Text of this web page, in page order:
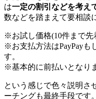
は一定の割引などを考え
数などを踏まえて要相談
※お試し価格(10件まで先
※お支払方法はPayPayも
す。
※基本的に前払いとなり
という感じで色々説明さ
ーチングも最終手段です